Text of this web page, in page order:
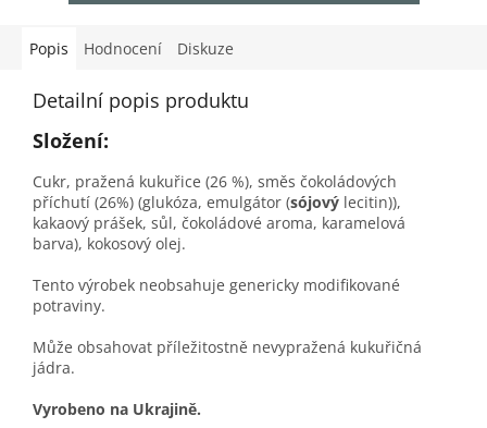
Popis Hodnocení Diskuze
Detailní popis produktu
Složení:
Cukr, pražená kukuřice (26 %), směs čokoládových
příchutí (26%) (glukóza, emulgátor (sójový lecitin)),
kakaový prášek, sůl, čokoládové aroma, karamelová
barva), kokosový olej.
Tento výrobek neobsahuje genericky modifikované
potraviny.
Může obsahovat příležitostně nevypražená kukuřičná
jádra.
Vyrobeno na Ukrajině.